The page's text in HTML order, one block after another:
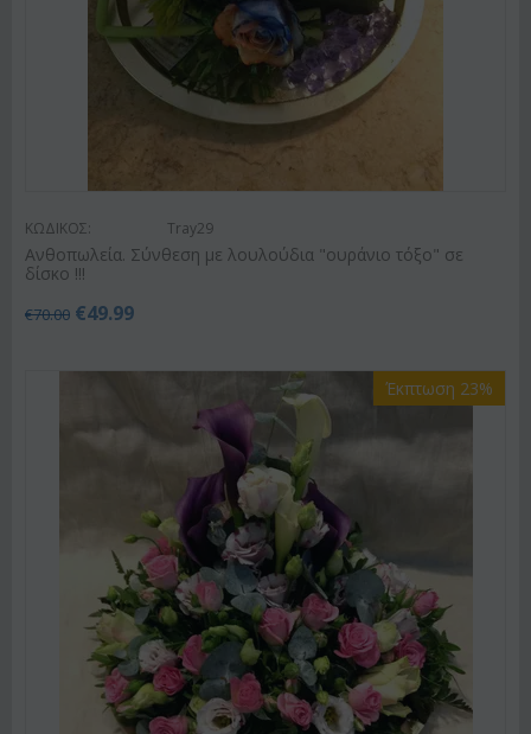
ΚΩΔΙΚΟΣ: Tray29
Ανθοπωλεία. Σύνθεση με λουλούδια "ουράνιο τόξο" σε
δίσκο !!!
€70.00 €49.99
Έκπτωση 23%